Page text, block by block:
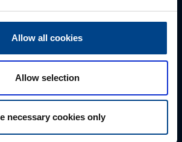
Allow all cookies
Allow selection
necessary cookies only